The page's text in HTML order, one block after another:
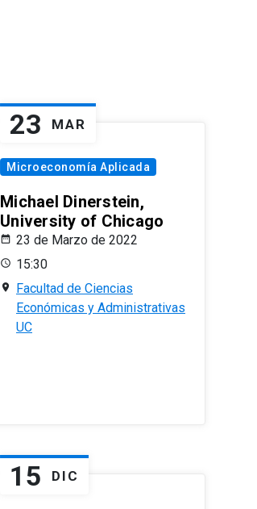
23 MAR
Microeconomía Aplicada
Michael Dinerstein,
University of Chicago
23 de Marzo de 2022
15:30
Facultad de Ciencias
Económicas y Administrativas
UC
15 DIC